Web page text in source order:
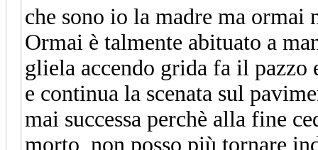
che sono io la madre ma ormai
Ormai è talmente abituato a
gliela accendo grida fa il pazzo
e continua la scenata sul
mai successa perchè alla fine
morto, non posso più tornare